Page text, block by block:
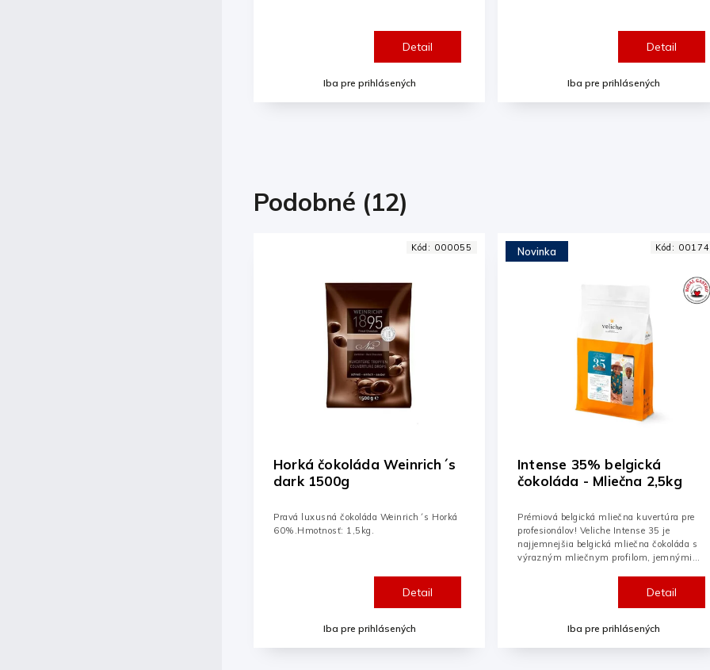
Iba pre prihlásených
Detail
Iba pre prihlásených
Detail
Podobné (12)
Intense 35% belgická
čokoláda - Mliečna 2,5kg
Iba pre prihlásených
Detail
Prémiová belgická mliečna kuvertúra pre
profesionálov! Veliche Intense 35 je
Kód: 001740
Belgická čokoláda MLIEČNA
VIETNAM 45% 1KG
Iba pre prihlásených
Detail
Pravá belgická čokoláda - Mliečna -
Vietnam obsah kakovej sušiny 45%
Kód: